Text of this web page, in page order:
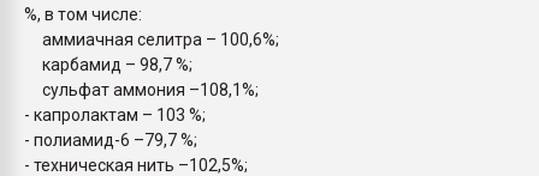
%, в том числе:
аммиачная селитра – 100,6%;
карбамид – 98,7 %;
сульфат аммония –108,1%;
- капролактам – 103 %;
- полиамид-6 –79,7 %;
- техническая нить –102,5%;